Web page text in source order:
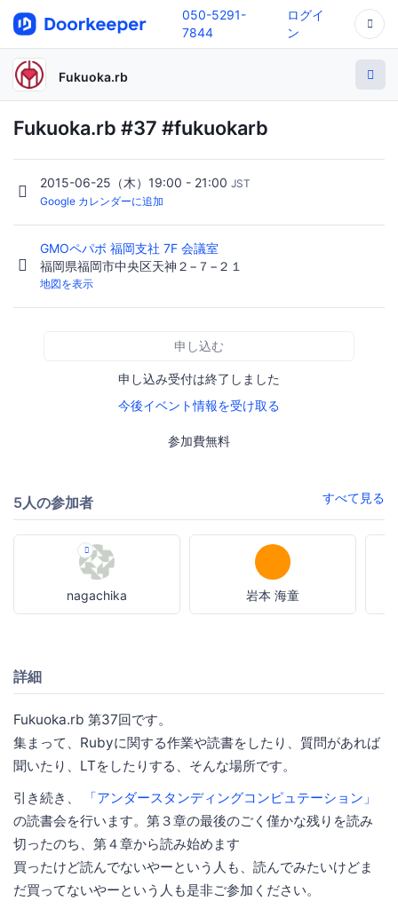
050-5291-
7844
ログイ
ン
Fukuoka.rb
Fukuoka.rb #37 #fukuokarb
2015-06-25（木）19:00 - 21:00 JST
Google カレンダーに追加
GMOペパボ 福岡支社 7F 会議室
福岡県福岡市中央区天神２−７−２１
地図を表示
申し込む
申し込み受付は終了しました
今後イベント情報を受け取る
参加費無料
5人の参加者 すべて見る
nagachika 岩本 海童
詳細
Fukuoka.rb 第37回です。
集まって、Rubyに関する作業や読書をしたり、質問があれば
聞いたり、LTをしたりする、そんな場所です。
引き続き、
「アンダースタンディングコンピュテーション」
の読書会を行います。第３章の最後のごく僅かな残りを読み
切ったのち、第４章から読み始めます
買ったけど読んでないやーという人も、読んでみたいけどま
だ買ってないやーという人も是非ご参加ください。